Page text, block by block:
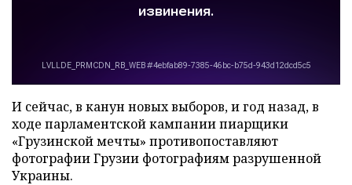
И сейчас, в канун новых выборов, и год назад, в
ходе парламентской кампании пиарщики
«Грузинской мечты» противопоставляют
фотографии Грузии фотографиям разрушенной
Украины.